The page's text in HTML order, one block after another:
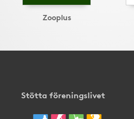
Zooplus
Stötta föreningslivet